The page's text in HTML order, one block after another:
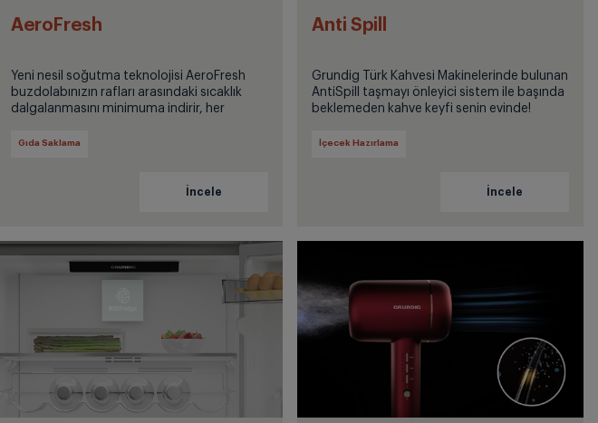
AeroFresh
Yeni nesil soğutma teknolojisi AeroFresh
buzdolabınızın rafları arasındaki sıcaklık
dalgalanmasını minimuma indirir, her
Gıda Saklama
Anti Spill
Grundig Türk Kahvesi Makinelerinde bulunan
AntiSpill taşmayı önleyici sistem ile başında
beklemeden kahve keyfi senin evinde!
İçecek Hazırlama